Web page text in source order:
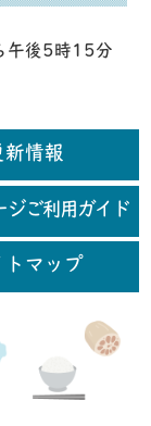
午後5時15分
新情報
ジご利用ガイド
トマップ